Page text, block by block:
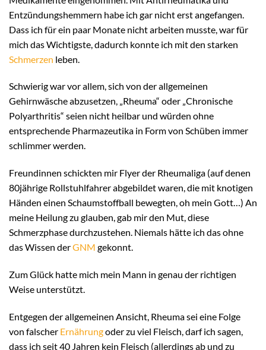
Entzündungshemmern habe ich gar nicht erst angefangen.
Dass ich für ein paar Monate nicht arbeiten musste, war für
mich das Wichtigste, dadurch konnte ich mit den starken
Schmerzen leben.
Schwierig war vor allem, sich von der allgemeinen
Gehirnwäsche abzusetzen, „Rheuma“ oder „Chronische
Polyarthritis“ seien nicht heilbar und würden ohne
entsprechende Pharmazeutika in Form von Schüben immer
schlimmer werden.
Freundinnen schickten mir Flyer der Rheumaliga (auf denen
80jährige Rollstuhlfahrer abgebildet waren, die mit knotigen
Händen einen Schaumstoffball bewegten, oh mein Gott…) An
meine Heilung zu glauben, gab mir den Mut, diese
Schmerzphase durchzustehen. Niemals hätte ich das ohne
das Wissen derGNM gekonnt.
Zum Glück hatte mich mein Mann in genau der richtigen
Weise unterstützt.
Entgegen der allgemeinen Ansicht, Rheuma sei eine Folge
von falscher Ernährungoder zu viel Fleisch, darf ich sagen,
dass ich seit 40 Jahren kein Fleisch (allerdings ab und zu